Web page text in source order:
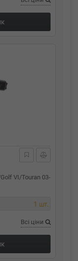
VI/Touran 03-
1 шт.
Всі ціни